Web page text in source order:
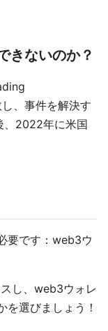
きないのか？
、事件を解決す
、2022年に米国
要です：web3ウ
し、web3ウォレ
を選びましょう！